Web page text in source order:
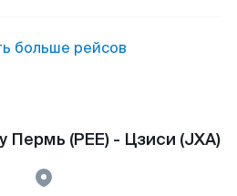
больше рейсов
(PEE) - Цзиси (JXA)